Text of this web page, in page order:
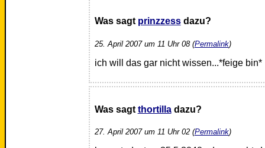
Was sagt prinzzessdazu?
25. April 2007 um 11 Uhr 08 (Permalink)
ich will das gar nicht wissen...*feige bin*
Was sagt thortilladazu?
27. April 2007 um 11 Uhr 02 (Permalink)